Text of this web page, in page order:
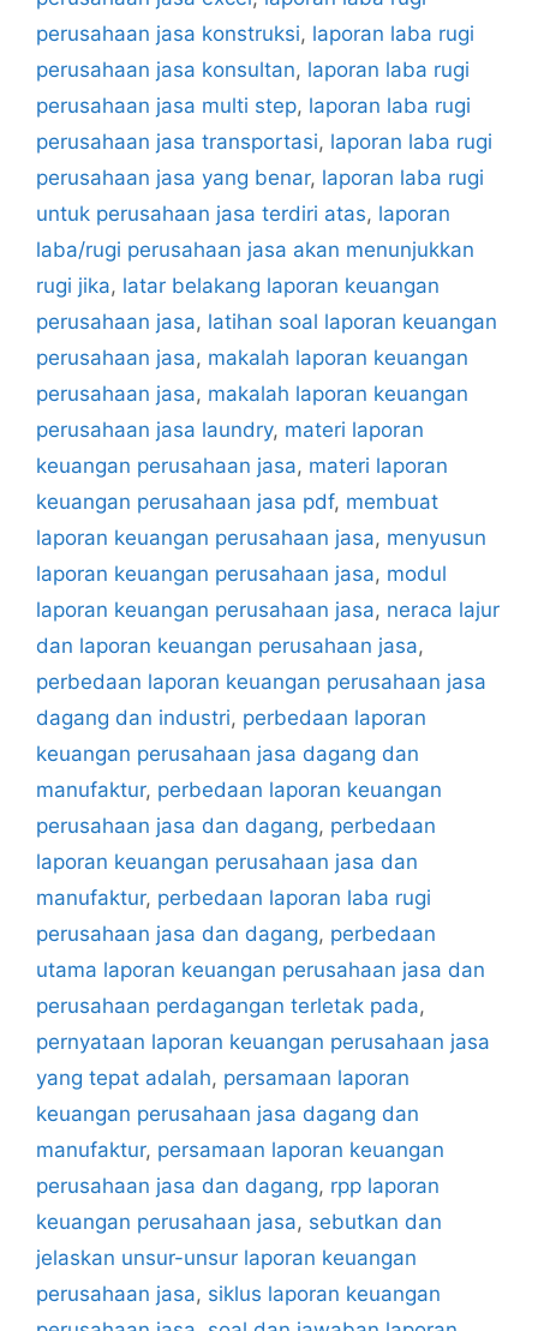
perusahaan jasa konstruksi, laporan laba rugi
perusahaan jasa konsultan, laporan laba rugi
perusahaan jasa multi step, laporan laba rugi
perusahaan jasa transportasi, laporan laba rugi
perusahaan jasa yang benar, laporan laba rugi
untuk perusahaan jasa terdiri atas, laporan
laba/rugi perusahaan jasa akan menunjukkan
rugi jika, latar belakang laporan keuangan
perusahaan jasa, latihan soal laporan keuangan
perusahaan jasa, makalah laporan keuangan
perusahaan jasa, makalah laporan keuangan
perusahaan jasa laundry, materi laporan
keuangan perusahaan jasa, materi laporan
keuangan perusahaan jasa pdf, membuat
laporan keuangan perusahaan jasa, menyusun
laporan keuangan perusahaan jasa, modul
laporan keuangan perusahaan jasa, neraca lajur
dan laporan keuangan perusahaan jasa,
perbedaan laporan keuangan perusahaan jasa
dagang dan industri, perbedaan laporan
keuangan perusahaan jasa dagang dan
manufaktur, perbedaan laporan keuangan
perusahaan jasa dan dagang, perbedaan
laporan keuangan perusahaan jasa dan
manufaktur, perbedaan laporan laba rugi
perusahaan jasa dan dagang, perbedaan
utama laporan keuangan perusahaan jasa dan
perusahaan perdagangan terletak pada,
pernyataan laporan keuangan perusahaan jasa
yang tepat adalah, persamaan laporan
keuangan perusahaan jasa dagang dan
manufaktur, persamaan laporan keuangan
perusahaan jasa dan dagang, rpp laporan
keuangan perusahaan jasa, sebutkan dan
jelaskan unsur-unsur laporan keuangan
perusahaan jasa, siklus laporan keuangan